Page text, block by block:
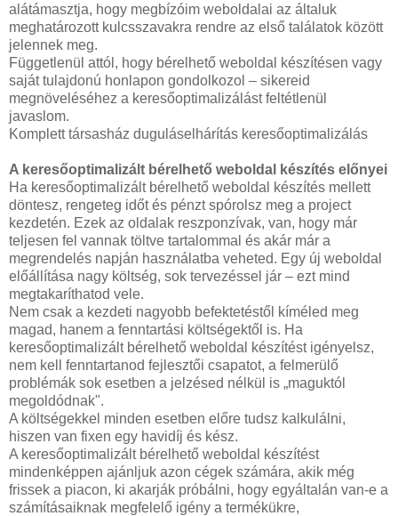
alátámasztja, hogy megbízóim weboldalai az általuk
meghatározott kulcsszavakra rendre az első találatok között
jelennek meg.
Függetlenül attól, hogy bérelhető weboldal készítésen vagy
saját tulajdonú honlapon gondolkozol – sikereid
megnöveléséhez a keresőoptimalizálást feltétlenül
javaslom.
Komplett társasház duguláselhárítás keresőoptimalizálás
A keresőoptimalizált bérelhető weboldal készítés előnyei
Ha keresőoptimalizált bérelhető weboldal készítés mellett
döntesz, rengeteg időt és pénzt spórolsz meg a project
kezdetén. Ezek az oldalak reszponzívak, van, hogy már
teljesen fel vannak töltve tartalommal és akár már a
megrendelés napján használatba veheted. Egy új weboldal
előállítása nagy költség, sok tervezéssel jár – ezt mind
megtakaríthatod vele.
Nem csak a kezdeti nagyobb befektetéstől kíméled meg
magad, hanem a fenntartási költségektől is. Ha
keresőoptimalizált bérelhető weboldal készítést igényelsz,
nem kell fenntartanod fejlesztői csapatot, a felmerülő
problémák sok esetben a jelzésed nélkül is „maguktól
megoldódnak".
A költségekkel minden esetben előre tudsz kalkulálni,
hiszen van fixen egy havidíj és kész.
A keresőoptimalizált bérelhető weboldal készítést
mindenképpen ajánljuk azon cégek számára, akik még
frissek a piacon, ki akarják próbálni, hogy egyáltalán van-e a
számításaiknak megfelelő igény a termékükre,